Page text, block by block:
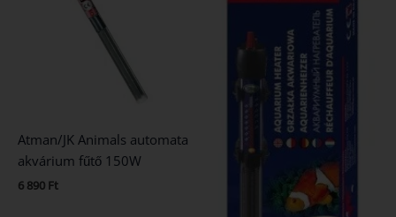
Atman/JK Animals automata
akvárium fűtő 150W
6 890 Ft